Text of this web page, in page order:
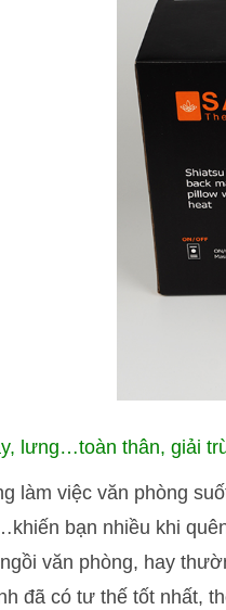
lưng…toàn thân, giải
làm việc văn phòng
bạn nhiều khi
văn phòng, hay
đã có tư thế tốt nhất,